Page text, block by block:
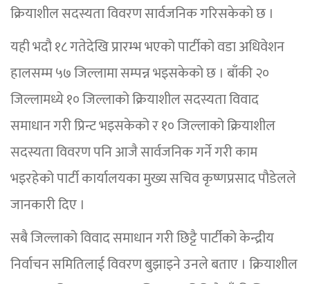
क्रियाशील सदस्यता विवरण सार्वजनिक गरिसकेको छ ।
यही भदौ १८ गतेदेखि प्रारम्भ भएको पार्टीको वडा अधिवेशन
हालसम्म ५७ जिल्लामा सम्पन्न भइसकेको छ । बाँकी २०
जिल्लामध्ये १० जिल्लाको क्रियाशील सदस्यता विवाद
समाधान गरी प्रिन्ट भइसकेको र १० जिल्लाको क्रियाशील
सदस्यता विवरण पनि आजै सार्वजनिक गर्ने गरी काम
भइरहेको पार्टी कार्यालयका मुख्य सचिव कृष्णप्रसाद पौडेलले
जानकारी दिए ।
सबै जिल्लाको विवाद समाधान गरी छिट्टै पार्टीको केन्द्रीय
निर्वाचन समितिलाई विवरण बुझाइने उनले बताए । क्रियाशील